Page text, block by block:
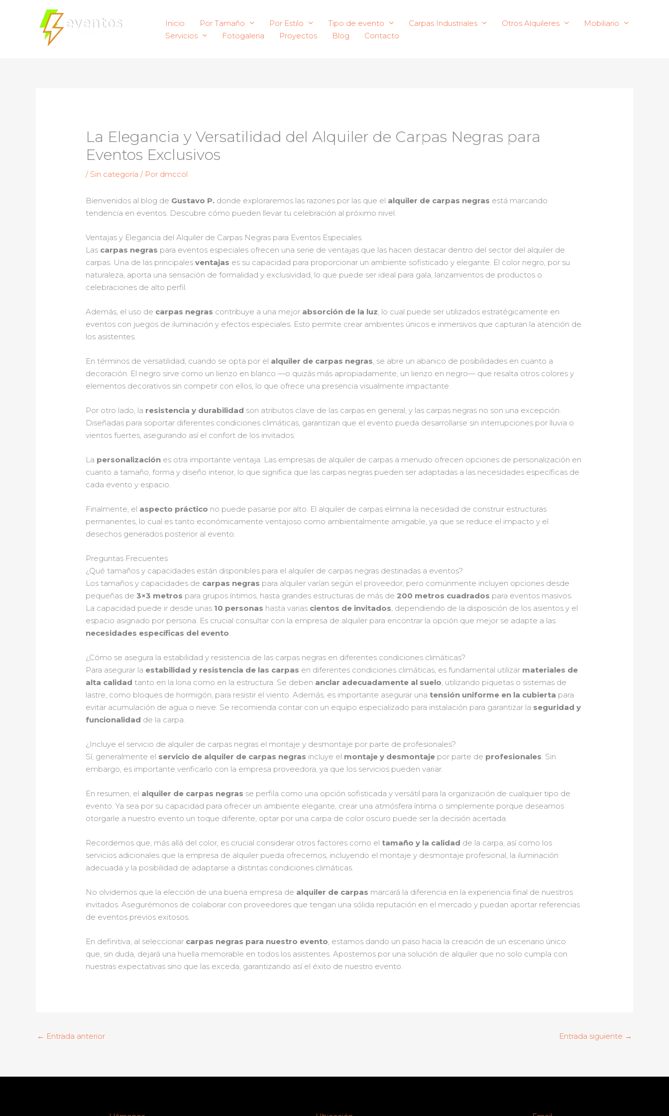
Inicio Por Tamaño Por Estilo Tipo de evento Carpas Industriales Otros Alquileres
Mobiliario
Servicios
Fotogaleria Proyectos Blog Contacto
La Elegancia y Versatilidad del Alquiler de Carpas Negras para
Eventos Exclusivos
/ Sin categoría / Por dmccol
Bienvenidos al blog de Gustavo P. donde exploraremos las razones por las que el alquiler de carpas negras está marcando
tendencia en eventos. Descubre cómo pueden llevar tu celebración al próximo nivel.
Ventajas y Elegancia del Alquiler de Carpas Negras para Eventos Especiales
Las carpas negras para eventos especiales ofrecen una serie de ventajas que las hacen destacar dentro del sector del alquiler de
carpas. Una de las principalesventajas es su capacidad para proporcionar un ambiente sofisticado y elegante. El color negro, por su
naturaleza, aporta una sensación de formalidad y exclusividad, lo que puede ser ideal para gala, lanzamientos de productos o
celebraciones de alto perfil.
Además, el uso de carpas negras contribuye a una mejor absorción de la luz, lo cual puede ser utilizados estratégicamente en
eventos con juegos de iluminación y efectos especiales. Esto permite crear ambientes únicos e inmersivos que capturan la atención de
los asistentes.
En términos de versatilidad, cuando se opta por el alquiler de carpas negras, se abre un abanico de posibilidades en cuanto a
decoración. El negro sirve como un lienzo en blanco —o quizás más apropiadamente, un lienzo en negro— que resalta otros colores y
elementos decorativos sin competir con ellos, lo que ofrece una presencia visualmente impactante.
Por otro lado, la resistencia y durabilidad son atributos clave de las carpas en general, y las carpas negras no son una excepción.
Diseñadas para soportar diferentes condiciones climáticas, garantizan que el evento pueda desarrollarse sin interrupciones por lluvia o
vientos fuertes, asegurando así el confort de los invitados.
La personalización es otra importante ventaja. Las empresas de alquiler de carpas a menudo ofrecen opciones de personalización en
cuanto a tamaño, forma y diseño interior, lo que significa que las carpas negras pueden ser adaptadas a las necesidades específicas de
cada evento y espacio.
Finalmente, el aspecto práctico no puede pasarse por alto. El alquiler de carpas elimina la necesidad de construir estructuras
permanentes, lo cual es tanto económicamente ventajoso como ambientalmente amigable, ya que se reduce el impacto y el
desechos generados posterior al evento.
Preguntas Frecuentes
¿Qué tamaños y capacidades están disponibles para el alquiler de carpas negras destinadas a eventos?
Los tamaños y capacidades de carpas negras para alquiler varían según el proveedor, pero comúnmente incluyen opciones desde
pequeñas de3×3 metros para grupos íntimos, hasta grandes estructuras de más de200 metros cuadrados para eventos masivos.
La capacidad puede ir desde unas 10 personas hasta varias cientos de invitados, dependiendo de la disposición de los asientos y el
espacio asignado por persona. Es crucial consultar con la empresa de alquiler para encontrar la opción que mejor se adapte a las
necesidades específicas del evento.
¿Cómo se asegura la estabilidad y resistencia de las carpas negras en diferentes condiciones climáticas?
Para asegurar la estabilidad y resistencia de las carpas en diferentes condiciones climáticas, es fundamental utilizar materiales de
alta calidad tanto en la lona como en la estructura. Se deben anclar adecuadamente al suelo, utilizando piquetas o sistemas de
lastre, como bloques de hormigón, para resistir el viento. Además, es importante asegurar unatensión uniforme en la cubierta para
evitar acumulación de agua o nieve. Se recomienda contar con un equipo especializado para instalación para garantizar la seguridad y
funcionalidad de la carpa.
¿Incluye el servicio de alquiler de carpas negras el montaje y desmontaje por parte de profesionales?
Sí, generalmente el servicio de alquiler de carpas negras incluye el montaje y desmontaje por parte de profesionales. Sin
embargo, es importante verificarlo con la empresa proveedora, ya que los servicios pueden variar.
En resumen, el alquiler de carpas negras se perfila como una opción sofisticada y versátil para la organización de cualquier tipo de
evento. Ya sea por su capacidad para ofrecer un ambiente elegante, crear una atmósfera íntima o simplemente porque deseamos
otorgarle a nuestro evento un toque diferente, optar por una carpa de color oscuro puede ser la decisión acertada.
Recordemos que, más allá del color, es crucial considerar otros factores como eltamaño y la calidad de la carpa, así como los
servicios adicionales que la empresa de alquiler pueda ofrecernos, incluyendo el montaje y desmontaje profesional, la iluminación
adecuada y la posibilidad de adaptarse a distintas condiciones climáticas.
No olvidemos que la elección de una buena empresa de alquiler de carpas marcará la diferencia en la experiencia final de nuestros
invitados. Asegurémonos de colaborar con proveedores que tengan una sólida reputación en el mercado y puedan aportar referencias
de eventos previos exitosos.
En definitiva, al seleccionar carpas negras para nuestro evento, estamos dando un paso hacia la creación de un escenario único
que, sin duda, dejará una huella memorable en todos los asistentes. Apostemos por una solución de alquiler que no solo cumpla con
nuestras expectativas sino que las exceda, garantizando así el éxito de nuestro evento.
← Entrada anterior Entrada siguiente →